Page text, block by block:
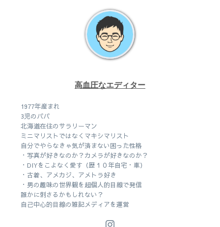
高血圧なエディター
1977年産まれ
3児のパパ
北海道在住のサラリーマン
ミニマリストではなくマキシマリスト
自分でやらなきゃ気が済まない困った性格
・写真が好きなのか？カメラが好きなのか？
・DIYをこよなく愛す（歴１０年自宅・車）
・古着、アメカジ、アメトラ好き
・男の趣味の世界観を超個人的目線で発信
誰かに刺さるかもしれない？
自己中心的目線の雑記メディアを運営